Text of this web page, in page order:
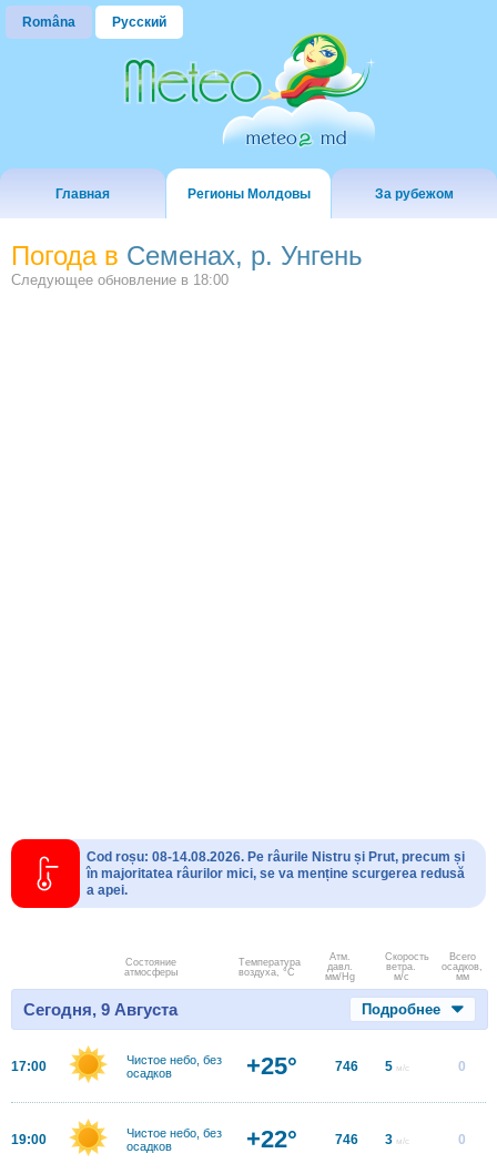
Româna Русский
Главная Регионы Молдовы За рубежом
Погода в Семенах, р. Унгень
Следующее обновление в 18:00
Cod roșu: 08-14.08.2026. Pe râurile Nistru și Prut, precum și
în majoritatea râurilor mici, se va menține scurgerea redusă
a apei.
Состояние
атмосферы
Температура
воздуха, °C
Атм.
давл.
мм/Hg
Скорость
ветра.
м/с
Всего
осадков,
мм
Сегодня, 9 Августа Подробнее
17:00
Чистое небо, без
осадков
+25° 746 5 м/с 0
19:00
Чистое небо, без
осадков
+22° 746 3 м/с 0